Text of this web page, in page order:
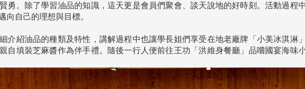
勇。除了學習油品的知識，這天更是會員們聚會、談天說地的好時刻。活動過程
向自己的理想與目標。
介紹油品的種類及特性，講解過程中也讓學長姐們享受在地老廠牌「小美冰淇淋
自填裝芝麻醬作為伴手禮。隨後一行人便前往王功「洪維身餐廳」品嚐國宴海味